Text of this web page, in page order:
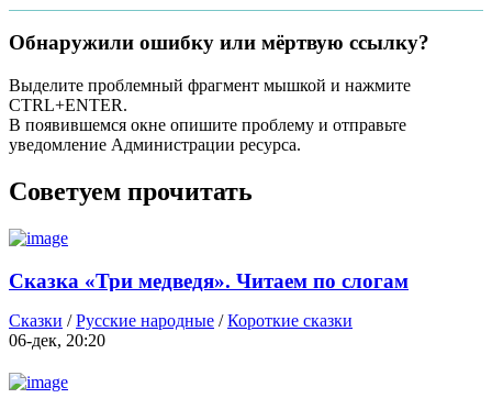
Обнаружили ошибку или мёртвую ссылку?
Выделите проблемный фрагмент мышкой и нажмите
CTRL+ENTER.
В появившемся окне опишите проблему и отправьте
уведомление Администрации ресурса.
Советуем прочитать
Сказка «Три медведя». Читаем по слогам
Сказки /Русские народные /Короткие сказки
06-дек, 20:20